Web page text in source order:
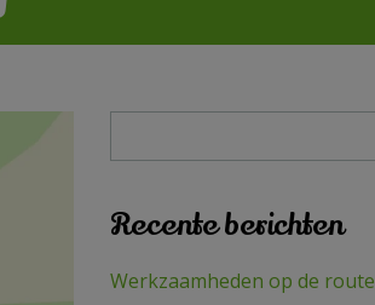
Recente berichten
Werkzaamheden op de route